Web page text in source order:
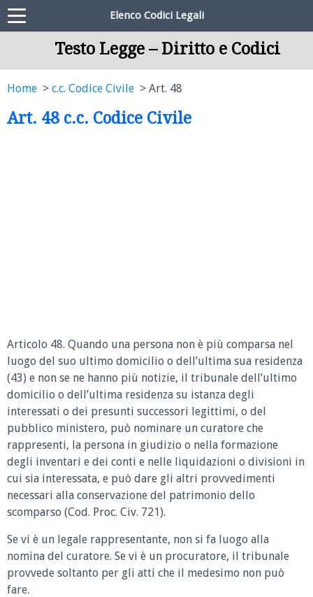
Elenco Codici Legali
Testo Legge – Diritto e Codici
Home c.c. Codice Civile Art. 48
Art. 48 c.c. Codice Civile
Articolo 48. Quando una persona non è più comparsa nel
luogo del suo ultimo domicilio o dell’ultima sua residenza
(43) e non se ne hanno più notizie, il tribunale dell’ultimo
domicilio o dell’ultima residenza su istanza degli
interessati o dei presunti successori legittimi, o del
pubblico ministero, può nominare un curatore che
rappresenti, la persona in giudizio o nella formazione
degli inventari e dei conti e nelle liquidazioni o divisioni in
cui sia interessata, e può dare gli altri provvedimenti
necessari alla conservazione del patrimonio dello
scomparso (Cod. Proc. Civ. 721).
Se vi è un legale rappresentante, non si fa luogo alla
nomina del curatore. Se vi è un procuratore, il tribunale
provvede soltanto per gli atti che il medesimo non può
fare.